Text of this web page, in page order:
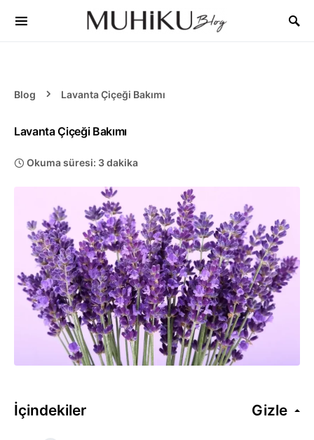
Blog Lavanta Çiçeği Bakımı
Lavanta Çiçeği Bakımı
Okuma süresi: 3 dakika
İçindekiler Gizle